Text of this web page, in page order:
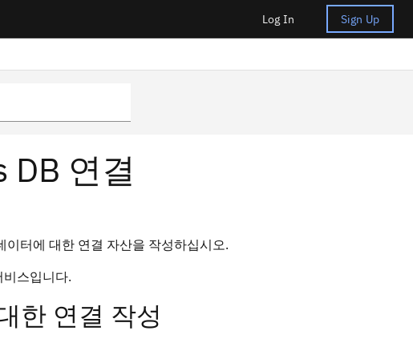
Log In Sign Up
연결
터에 대한 연결 자산을 작성하십시오.
비스입니다.
한 연결 작성